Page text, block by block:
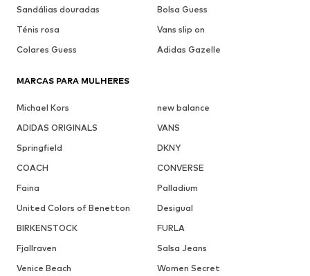
Sandálias douradas
Bolsa Guess
Ténis rosa
Vans slip on
Colares Guess
Adidas Gazelle
MARCAS PARA MULHERES
Michael Kors
new balance
ADIDAS ORIGINALS
VANS
Springfield
DKNY
COACH
CONVERSE
Faina
Palladium
United Colors of Benetton
Desigual
BIRKENSTOCK
FURLA
Fjallraven
Salsa Jeans
Venice Beach
Women Secret